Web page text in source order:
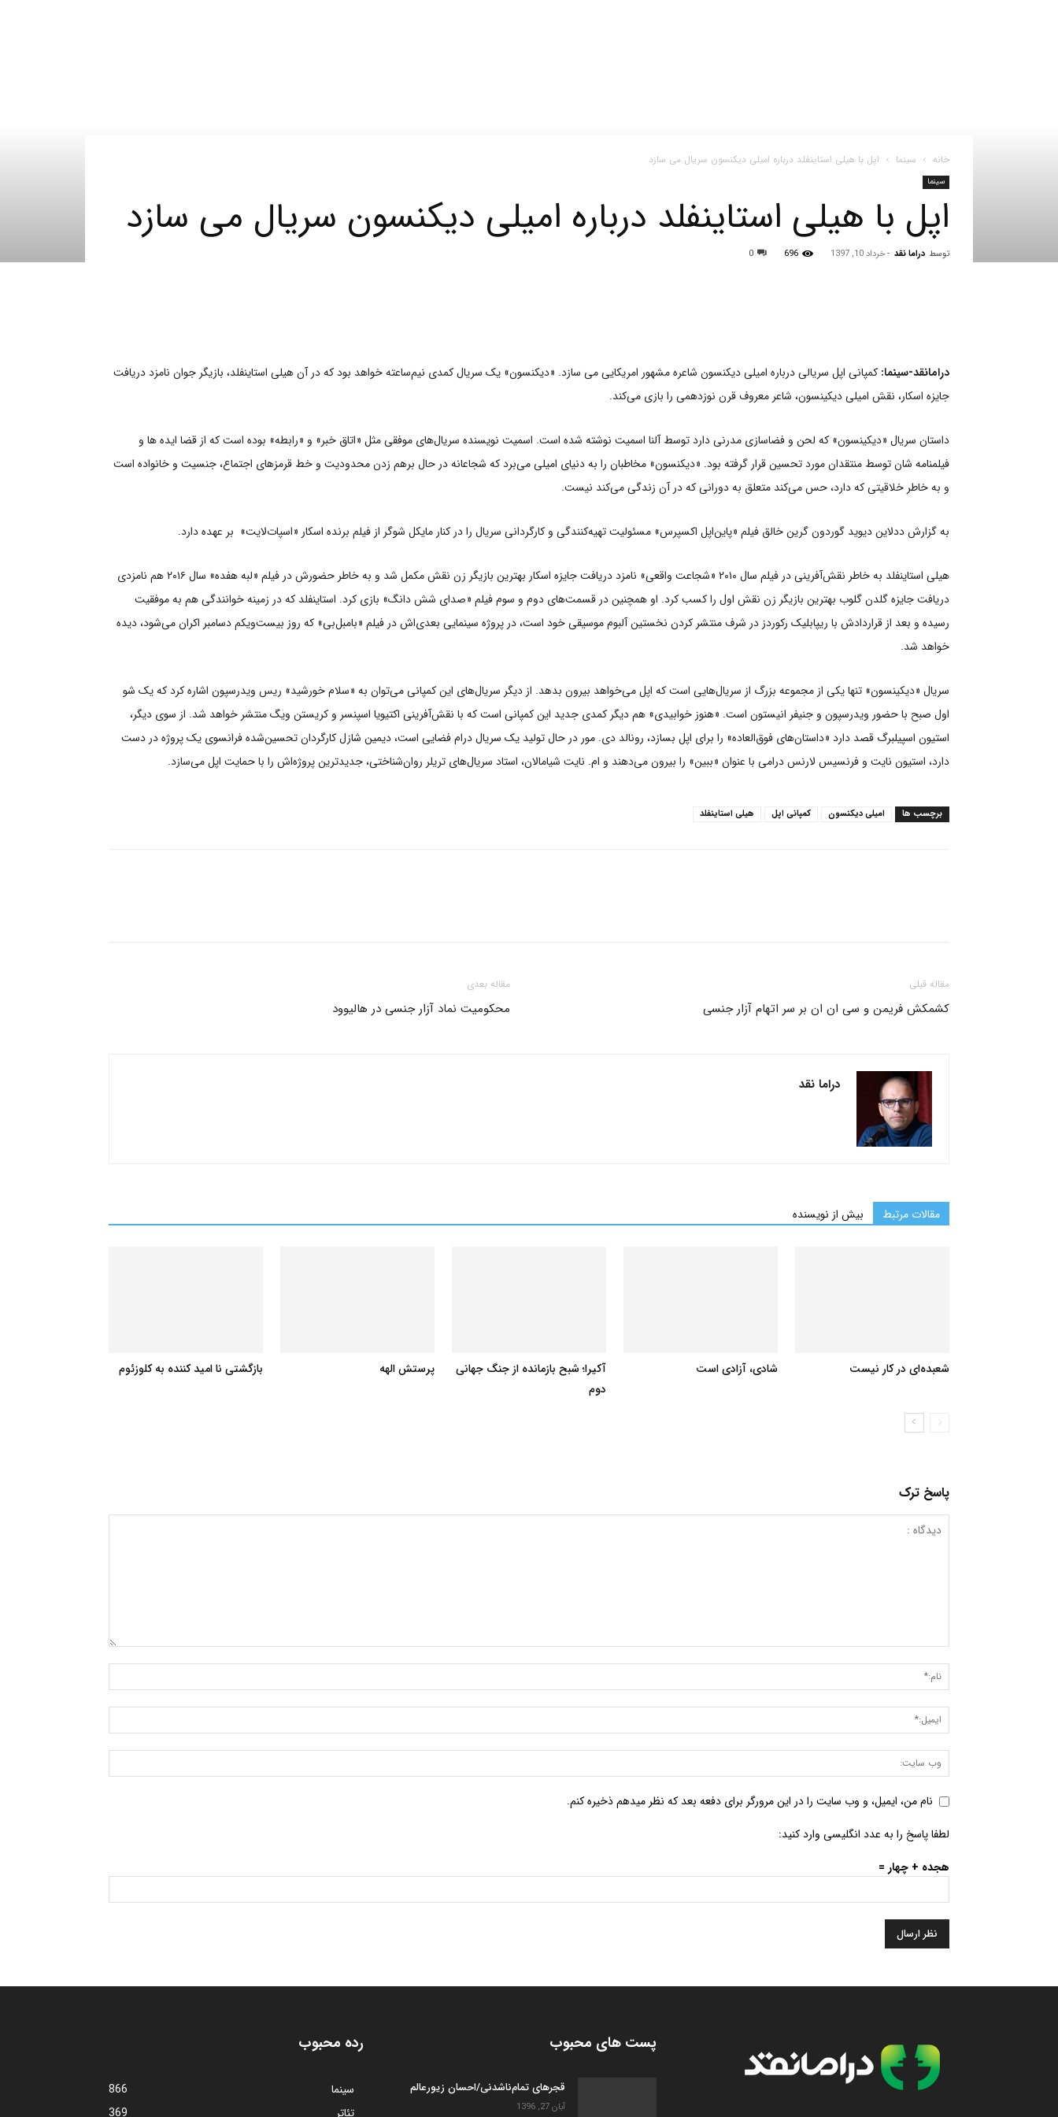
خانه سینما اپل با هیلی استاینفلد درباره امیلی دیکنسون سریال می سازد
سینما
اپل با هیلی استاینفلد درباره امیلی دیکنسون سریال می سازد
توسط دراما نقد -خرداد 10, 1397 696
0
درامانقد-سینما: کمپانی اپل سریالی درباره امیلی دیکنسون شاعره مشهور امریکایی می سازد. «دیکنسون» یک سریال کمدی نیم‌ساعته خواهد بود که در آن هیلی استاینفلد، بازیگر جوان نامزد دریافت
جایزه اسکار، نقش امیلی دیکینسون، شاعر معروف قرن نوزدهمی را بازی می‌کند.
داستان سریال «دیکینسون»‌ که لحن و فضاسازی مدرنی دارد توسط آلنا اسمیت نوشته شده است. اسمیت نویسنده سریال‌های موفقی مثل «اتاق خبر» و «رابطه» بوده است که از قضا ایده ها و
فیلمنامه شان توسط منتقدان مورد تحسین قرار گرفته بود. «دیکنسون» مخاطبان را به دنیای امیلی می‌برد که شجاعانه در حال برهم زدن محدودیت و خط قرمزهای اجتماع، جنسیت و خانواده است
و به خاطر خلاقیتی که دارد، حس می‌کند متعلق به دورانی که در آن زندگی می‌کند نیست.
به گزارش ددلاین دیوید گوردون گرین خالق فیلم «پاین‌اپل اکسپرس» مسئولیت تهیه‌کنندگی و کارگردانی سریال را در کنار مایکل شوگر از فیلم برنده اسکار «اسپات‌لایت» بر عهده دارد.
هیلی استاینفلد به خاطر نقش‌آفرینی در فیلم سال ۲۰۱۰ «شجاعت واقعی» نامزد دریافت جایزه اسکار بهترین بازیگر زن نقش مکمل شد و به خاطر حضورش در فیلم «لبه هفده» سال ۲۰۱۶ هم نامزدی
دریافت جایزه گلدن گلوب بهترین بازیگر زن نقش اول را کسب کرد. او همچنین در قسمت‌های دوم و سوم فیلم «صدای شش دانگ» بازی کرد. استاینفلد که در زمینه خوانندگی هم به موفقیت
رسیده و بعد از قراردادش با ریپابلیک رکوردز در شرف منتشر کردن نخستین آلبوم موسیقی خود است، در پروژه سینمایی بعدی‌اش در فیلم «بامبل‌بی» که روز بیست‌ویکم دسامبر اکران می‌شود،‌ دیده
خواهد شد.
سریال «دیکینسون»‌ تنها یکی از مجموعه بزرگ از سریال‌هایی است که اپل می‌خواهد بیرون بدهد. از دیگر سریال‌های این کمپانی می‌توان به «سلام خورشید» ریس ویدرسپون اشاره کرد که یک شو
اول صبح با حضور ویدرسپون و جنیفر انیستون است. «هنوز خوابیدی» هم دیگر کمدی جدید این کمپانی است که با نقش‌آفرینی اکتیویا اسپنسر و کریستن ویگ منتشر خواهد شد. از سوی دیگر،
استیون اسپیلبرگ قصد دارد «داستان‌های فوق‌العاده» را برای اپل بسازد، رونالد دی. مور در حال تولید یک سریال درام فضایی است، دیمین شازل کارگردان تحسین‌شده فرانسوی یک پروژه در دست
دارد، استیون نایت و فرنسیس لارنس درامی با عنوان «ببین» را بیرون می‌دهند و ام. نایت شیامالان، استاد سریال‌های تریلر روان‌شناختی، جدیدترین پروژه‌اش را با حمایت اپل می‌سازد.
برچسب ها امیلی دیکنسون کمپانی اپل هیلی استاینفلد
مقاله قبلی
کشمکش فریمن و سی ان ان بر سر اتهام آزار جنسی
مقاله بعدی
محکومیت نماد آزار جنسی در هالیوود
دراما نقد
مقالات مرتبط بیش از نویسنده
شعبده‌ای در کار نیست شادی، آزادی است
آکیرا؛ شبح بازمانده از جنگ جهانی
دوم
پرستش الهه بازگشتی نا امید کننده به کلوزئوم
پاسخ ترک
نام من، ایمیل، و وب سایت را در این مرورگر برای دفعه بعد که نظر میدهم ذخیره کنم.
لطفا پاسخ را به عدد انگلیسی وارد کنید:
هجده + چهار =
پست های محبوب
قجرهای تمام‌ناشدنی/احسان زیورعالم
آبان 27, 1396
رده محبوب
سینما
866
تئاتر
369